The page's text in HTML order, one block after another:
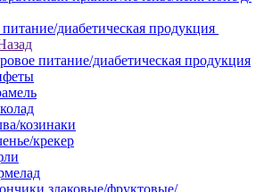
диабетическая продукция
питание/диабетическая продукция
козинаки
крекер
злаковые/фруктовые/